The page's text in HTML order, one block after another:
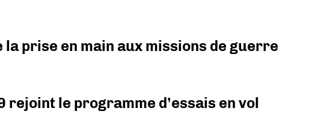
la prise en main aux missions de guerre
rejoint le programme d’essais en vol